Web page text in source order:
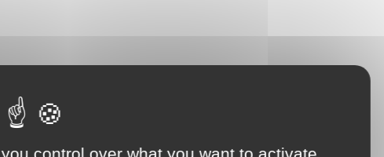
control over what you want to activate